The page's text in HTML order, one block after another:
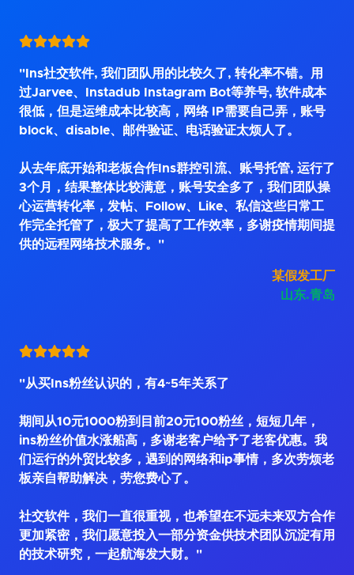
"Ins社交软件, 我们团队用的比较久了, 转化率不错。用
过Jarvee、Instadub Instagram Bot等养号, 软件成本
很低，但是运维成本比较高，网络 IP需要自己弄，账号
block、disable、邮件验证、电话验证太烦人了。
从去年底开始和老板合作Ins群控引流、账号托管, 运行了
3个月，结果整体比较满意，账号安全多了，我们团队操
心运营转化率，发帖、Follow、Like、私信这些日常工
作完全托管了，极大了提高了工作效率，多谢疫情期间提
供的远程网络技术服务。"
某假发工厂
山东.青岛
"从买Ins粉丝认识的，有4~5年关系了
期间从10元1000粉到目前20元100粉丝，短短几年，
ins粉丝价值水涨船高，多谢老客户给予了老客优惠。我
们运行的外贸比较多，遇到的网络和ip事情，多次劳烦老
板亲自帮助解决，劳您费心了。
社交软件，我们一直很重视，也希望在不远未来双方合作
更加紧密，我们愿意投入一部分资金供技术团队沉淀有用
的技术研究，一起航海发大财。"